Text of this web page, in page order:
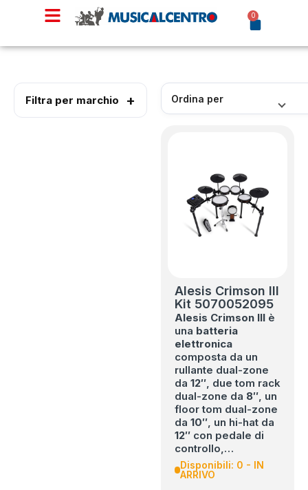
0
Filtra per marchio
Alesis Crimson III
Kit 5070052095
Alesis Crimson III è
una batteria
elettronica
composta da un
rullante dual-zone
da 12″, due tom rack
dual-zone da 8″, un
floor tom dual-zone
da 10″, un hi-hat da
12″ con pedale di
controllo,…
Disponibili: 0 - IN
ARRIVO